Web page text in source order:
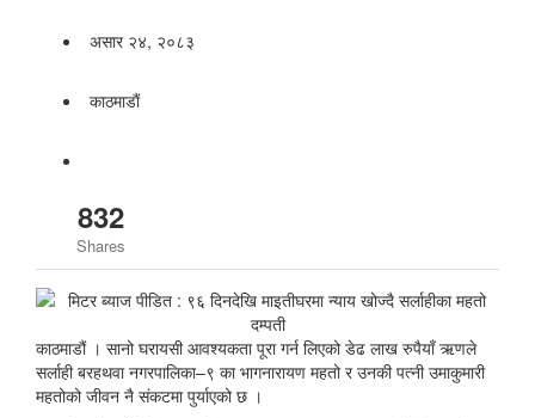
असार २४, २०८३
काठमाडाैं
832
Shares
काठमाडौं । सानो घरायसी आवश्यकता पूरा गर्न लिएको डेढ लाख रुपैयाँ ऋणले
सर्लाही बरहथवा नगरपालिका–९ का भागनारायण महतो र उनकी पत्नी उमाकुमारी
महतोको जीवन नै संकटमा पुर्याएको छ ।